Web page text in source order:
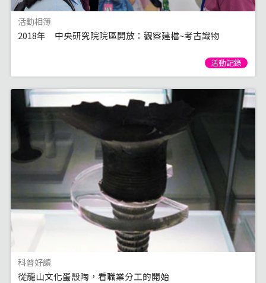
活動相簿
2018年 中央研究院院區開放：觀察建檔~考古識物
活動記錄
科普好讀
從龍山文化蛋殼陶，看職業分工的開始